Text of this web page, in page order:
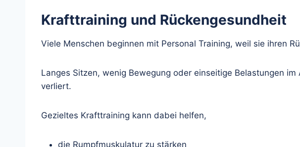
Krafttraining und Rückengesundheit
Viele Menschen beginnen mit Personal Training, weil sie ihren
Langes Sitzen, wenig Bewegung oder einseitige Belastungen
verliert.
Gezieltes Krafttraining kann dabei helfen,
die Rumpfmuskulatur zu stärken